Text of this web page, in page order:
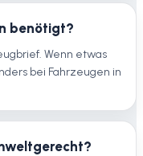
benötigt?
Wenn etwas
bei Fahrzeugen in